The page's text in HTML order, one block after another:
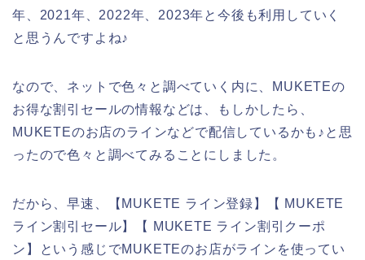
年、2021年、2022年、2023年と今後も利用していく
と思うんですよね♪
なので、ネットで色々と調べていく内に、MUKETEの
お得な割引セールの情報などは、もしかしたら、
MUKETEのお店のラインなどで配信しているかも♪と思
ったので色々と調べてみることにしました。
だから、早速、【MUKETE ライン登録】【 MUKETE
ライン割引セール】【 MUKETE ライン割引クーポ
ン】という感じでMUKETEのお店がラインを使ってい